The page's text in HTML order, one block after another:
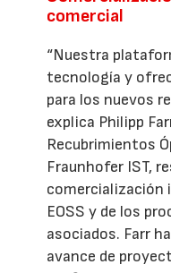
comercial
“Nuestra
tecnología y
para los nuevos
explica Philipp
Recubrimientos
Fraunhofer IST,
comercialización
EOSS y de los
asociados. Farr
avance de